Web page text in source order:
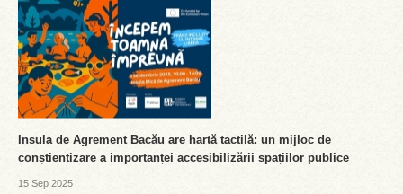
Insula de Agrement Bacău are hartă tactilă: un mijloc de
conștientizare a importanței accesibilizării spațiilor publice
15 Sep 2025